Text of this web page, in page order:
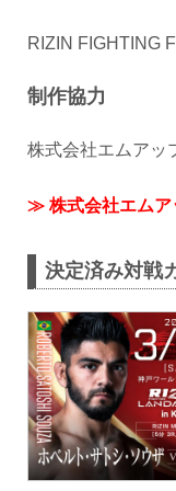
RIZIN FIGHTING
制作協力
株式会社エムアッ
≫ 株式会社エムア
決定済み対戦